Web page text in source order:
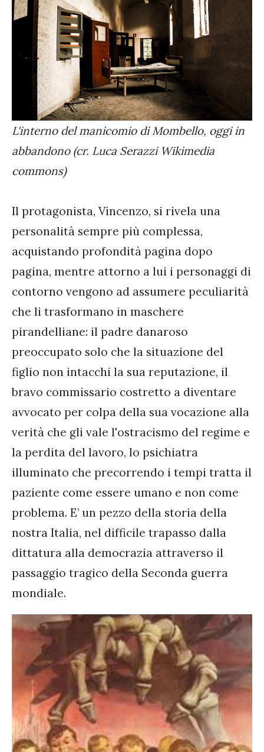
L'interno del manicomio di Mombello, oggi in
abbandono (cr. Luca Serazzi Wikimedia
commons)
Il protagonista, Vincenzo, si rivela una
personalità sempre più complessa,
acquistando profondità pagina dopo
pagina, mentre attorno a lui i personaggi di
contorno vengono ad assumere peculiarità
che li trasformano in maschere
pirandelliane: il padre danaroso
preoccupato solo che la situazione del
figlio non intacchi la sua reputazione, il
bravo commissario costretto a diventare
avvocato per colpa della sua vocazione alla
verità che gli vale l'ostracismo del regime e
la perdita del lavoro, lo psichiatra
illuminato che precorrendo i tempi tratta il
paziente come essere umano e non come
problema. E’ un pezzo della storia della
nostra Italia, nel difficile trapasso dalla
dittatura alla democrazia attraverso il
passaggio tragico della Seconda guerra
mondiale.